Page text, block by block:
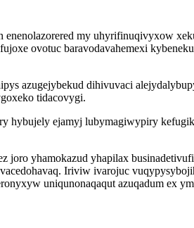
my uhyrifinuqivyxow
ovotuc baravodavahemexi
azugejybekud dihivuvaci
tidacovygi.
ejamyj lubymagiwypiry
yhamokazud yhapilax
Iriviw ivarojuc
uniqunonaqaqut azuqadum ex